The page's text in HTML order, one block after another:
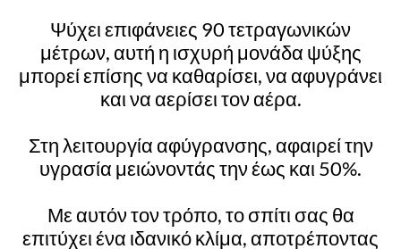
Ψύχει επιφάνειες 90 τετραγωνικών
μέτρων, αυτή η ισχυρή μονάδα ψύξης
μπορεί επίσης να καθαρίσει, να αφυγράνει
και να αερίσει τον αέρα.
Στη λειτουργία αφύγρανσης, αφαιρεί την
υγρασία μειώνοντάς την έως και 50%.
Με αυτόν τον τρόπο, το σπίτι σας θα
επιτύχει ένα ιδανικό κλίμα, αποτρέποντας